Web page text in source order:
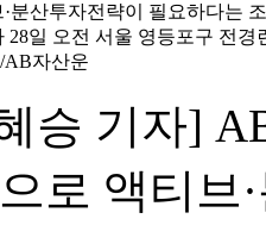
분산투자전략이 필요하다는
28일 오전 서울 영등포구 전
AB자산운
승 기자]
로 액티브